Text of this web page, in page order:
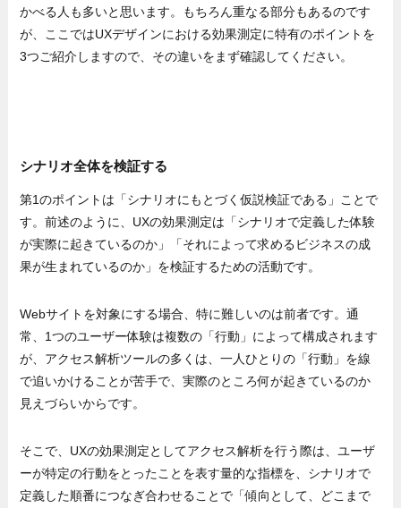
かべる人も多いと思います。もちろん重なる部分もあるのです
が、ここではUXデザインにおける効果測定に特有のポイントを
3つご紹介しますので、その違いをまず確認してください。
シナリオ全体を検証する
第1のポイントは「シナリオにもとづく仮説検証である」ことで
す。前述のように、UXの効果測定は「シナリオで定義した体験
が実際に起きているのか」「それによって求めるビジネスの成
果が生まれているのか」を検証するための活動です。
Webサイトを対象にする場合、特に難しいのは前者です。通
常、1つのユーザー体験は複数の「行動」によって構成されます
が、アクセス解析ツールの多くは、一人ひとりの「行動」を線
で追いかけることが苦手で、実際のところ何が起きているのか
見えづらいからです。
そこで、UXの効果測定としてアクセス解析を行う際は、ユーザ
ーが特定の行動をとったことを表す量的な指標を、シナリオで
定義した順番につなぎ合わせることで「傾向として、どこまで